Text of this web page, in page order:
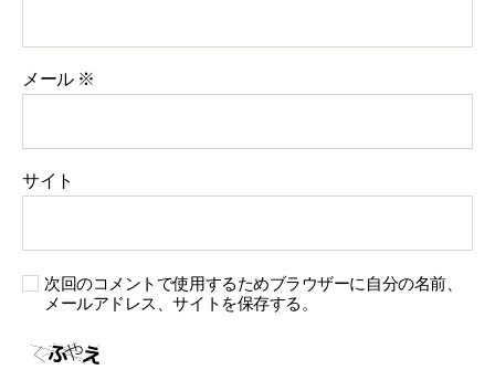
メール ※
サイト
次回のコメントで使用するためブラウザーに自分の名前、
メールアドレス、サイトを保存する。